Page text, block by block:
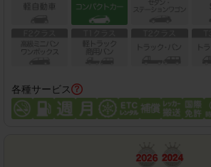
各種サービス